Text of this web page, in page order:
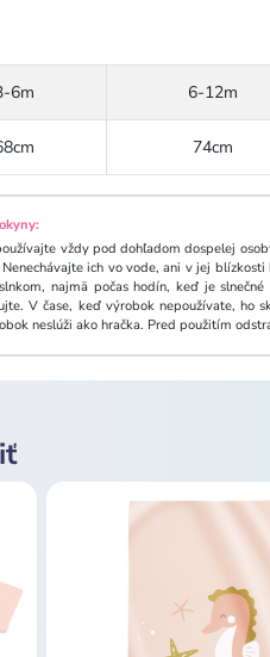
6m 6-12m
74cm
vždy pod dohľadom dospelej
ich vo vode, ani v jej
najmä počas hodín, keď je
V čase, keď výrobok nepoužívate, ho
neslúži ako hračka. Pred použitím